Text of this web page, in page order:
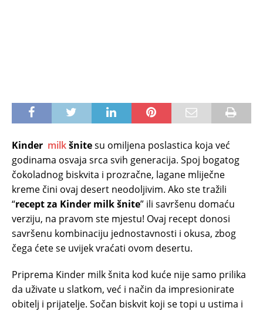
Kinder milkšnitesu omiljena poslastica koja već
godinama osvaja srca svih generacija. Spoj bogatog
čokoladnog biskvita i prozračne, lagane mliječne
kreme čini ovaj desert neodoljivim. Ako ste tražili
“recept za Kinder milk šnite” ili savršenu domaću
verziju, na pravom ste mjestu! Ovaj recept donosi
savršenu kombinaciju jednostavnosti i okusa, zbog
čega ćete se uvijek vraćati ovom desertu.
Priprema Kinder milk šnita kod kuće nije samo prilika
da uživate u slatkom, već i način da impresionirate
obitelj i prijatelje. Sočan biskvit koji se topi u ustima i